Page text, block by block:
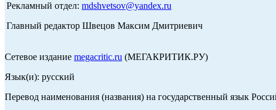
Рекламный отдел: mdshvetsov@yandex.ru
Главный редактор Швецов Максим Дмитриевич
Сетевое издание megacritic.ru (МЕГАКРИТИК.РУ)
Язык(и): русский
Перевод наименования (названия) на государственный язык